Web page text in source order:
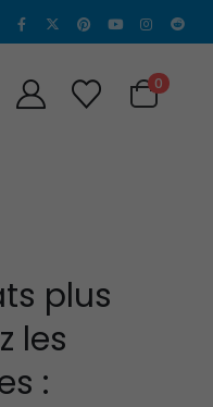
0
plus
les
: